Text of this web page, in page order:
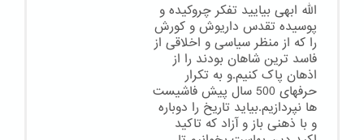
الله ابهی بیایید تفکر چروکیده و
پوسیده تقدس داریوش و کورش
را که از منظر سیاسی و اخلاقی از
فاسد ترین شاهان بودند را از
اذهان پاک کنیم.و به تکرار
حرفهای 500 سال پیش فاشیست
ها نپردازیم.بیاید تاریخ را دوباره
و با ذهنی باز و آزاد که تاکید